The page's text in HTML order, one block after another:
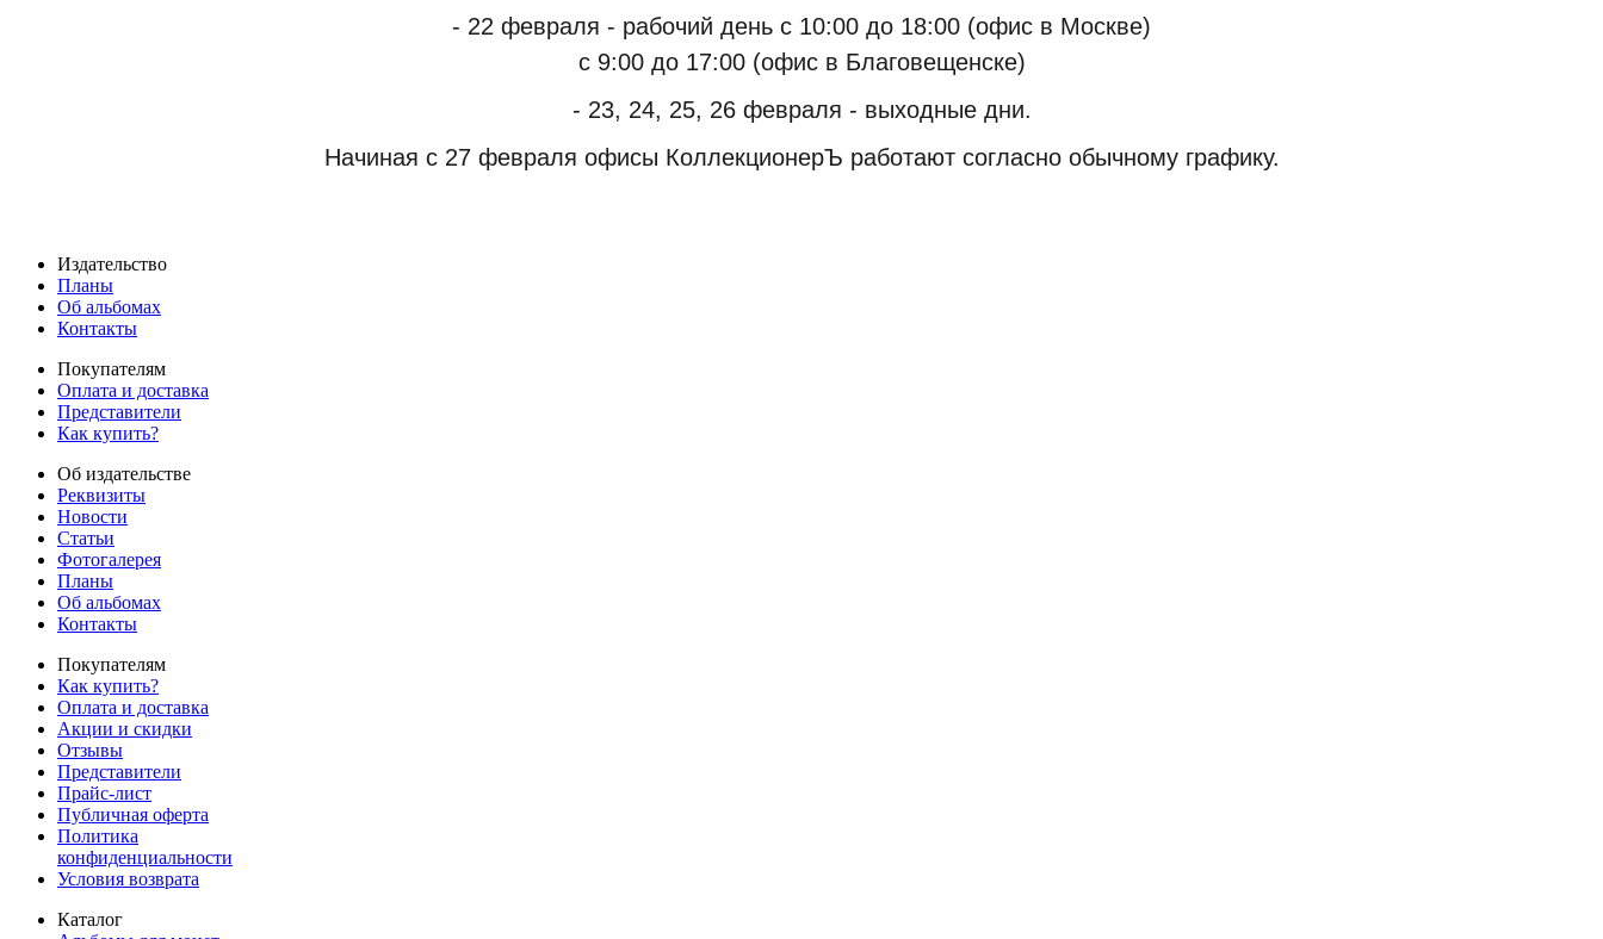
- 22 февраля - рабочий день с 10:00 до 18:00 (офис в Москве)
с 9:00 до 17:00 (офис в Благовещенске)
- 23, 24, 25, 26 февраля - выходные дни.
Начиная с 27 февраля офисы КоллекционерЪ работают согласно обычному графику.
Издательство
Планы
Об альбомах
Контакты
Покупателям
Оплата и доставка
Представители
Как купить?
Об издательстве
Реквизиты
Новости
Статьи
Фотогалерея
Планы
Об альбомах
Контакты
Покупателям
Как купить?
Оплата и доставка
Акции и скидки
Отзывы
Представители
Прайс-лист
Публичная оферта
Политика
конфиденциальности
Условия возврата
Каталог